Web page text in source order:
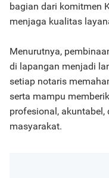
bagian dari komitmen
menjaga kualitas
Menurutnya,
di lapangan menjadi
setiap notaris
serta mampu
profesional, akuntabel,
masyarakat.